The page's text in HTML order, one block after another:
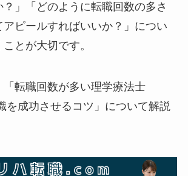
」「どのように転職回数の多さ
アピールすればいいか？」につい
とが大切です。
「転職回数が多い理学療法士
を成功させるコツ」について解説